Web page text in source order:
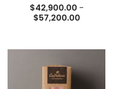
$42,900.00 -
$57,200.00Rango
desde
hasta
$57,200.00